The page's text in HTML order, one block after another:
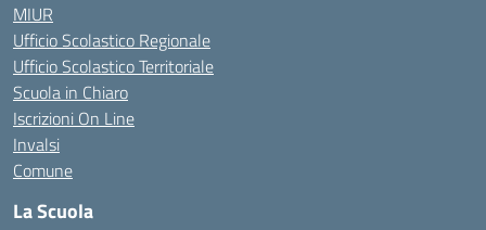
MIUR
Ufficio Scolastico Regionale
Ufficio Scolastico Territoriale
Scuola in Chiaro
Iscrizioni On Line
Invalsi
Comune
La Scuola